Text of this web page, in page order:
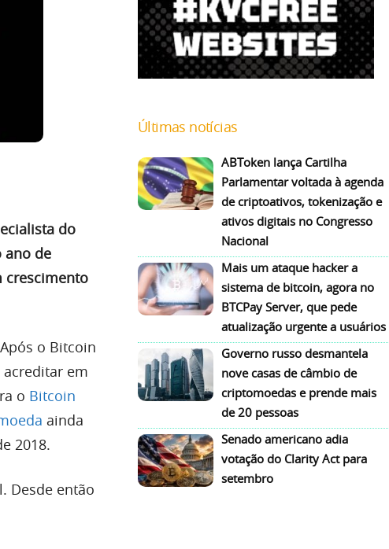
do
ano de
crescimento
o Bitcoin
em
o Bitcoin
ainda
2018.
Desde então
Últimas notícias
ABToken lança Cartilha
Parlamentar voltada à agenda
de criptoativos, tokenização e
ativos digitais no Congresso
Nacional
Mais um ataque hacker a
sistema de bitcoin, agora no
BTCPay Server, que pede
atualização urgente a usuários
Governo russo desmantela
nove casas de câmbio de
criptomoedas e prende mais
de 20 pessoas
Senado americano adia
votação do Clarity Act para
setembro